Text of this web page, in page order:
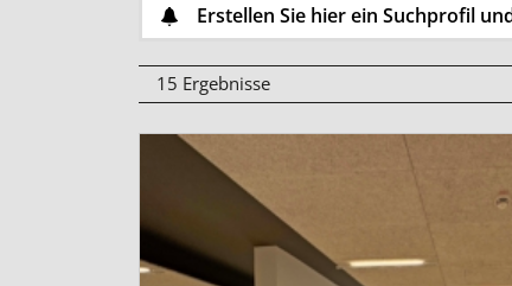
Erstellen Sie hier ein Suchprofil
15 Ergebnisse